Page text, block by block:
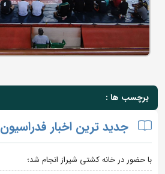
برچسب ها :
جدید ترین اخبار فدراسیون
با حضور در خانه کشتی شیراز انجام شد؛